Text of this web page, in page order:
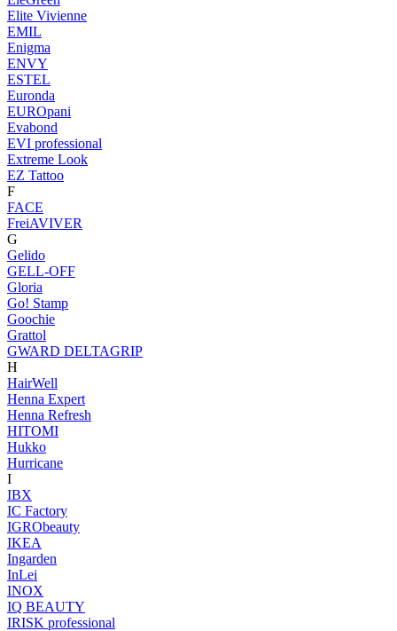
Elite Vivienne
EMIL
Enigma
ENVY
ESTEL
Euronda
EUROpani
Evabond
EVI professional
Extreme Look
EZ Tattoo
F
FACE
FreiAVIVER
G
Gelido
GELL-OFF
Gloria
Go! Stamp
Goochie
Grattol
GWARD DELTAGRIP
H
HairWell
Henna Expert
Henna Refresh
HITOMI
Hukko
Hurricane
I
IBX
IC Factory
IGRObeauty
IKEA
Ingarden
InLei
INOX
IQ BEAUTY
IRISK professional